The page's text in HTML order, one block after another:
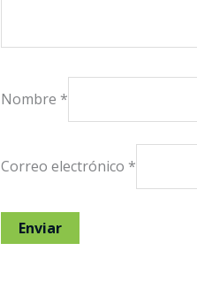
Nombre *
Correo electrónico *